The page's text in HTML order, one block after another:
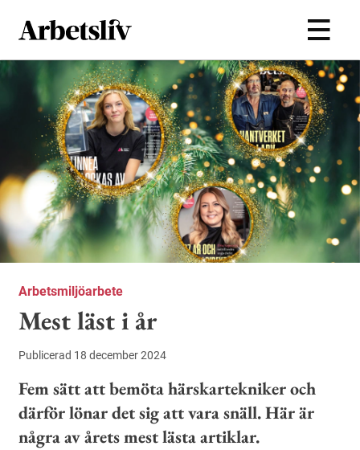
Hoppa till huvudinnehållet
Arbetsmiljöarbete
Mest läst i år
Publicerad 18 december 2024
Fem sätt att bemöta härskartekniker och
därför lönar det sig att vara snäll. Här är
några av årets mest lästa artiklar.